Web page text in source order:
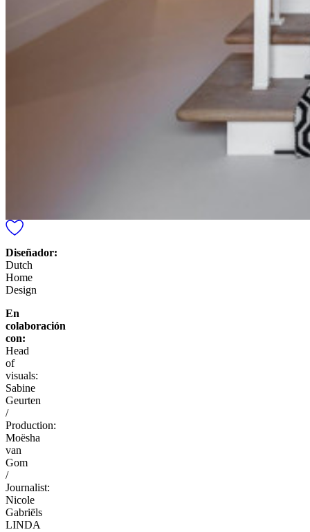
Diseñador:
Dutch
Home
Design
En
colaboración
con:
Head
of
visuals:
Sabine
Geurten
/
Production:
Moësha
van
Gom
/
Journalist:
Nicole
Gabriëls
LINDA